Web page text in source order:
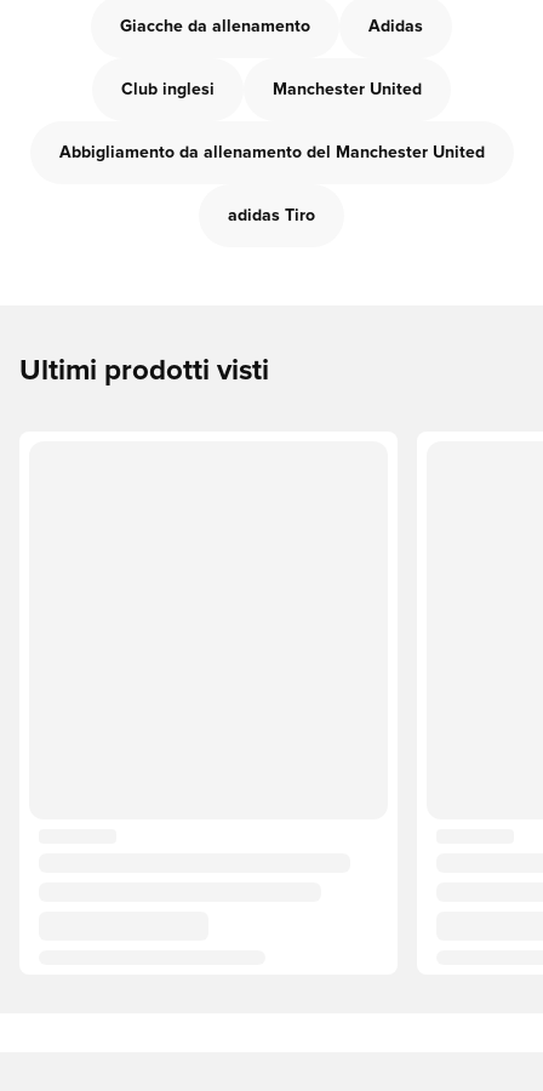
Giacche da allenamento Adidas
Club inglesi Manchester United
Abbigliamento da allenamento del Manchester United
adidas Tiro
Ultimi prodotti visti